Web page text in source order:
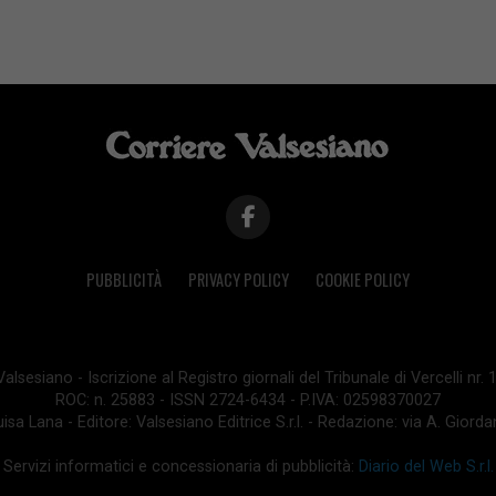
PUBBLICITÀ PRIVACY POLICY COOKIE POLICY
- Iscrizione al Registro giornali del Tribunale di Vercelli nr.
ROC: n. 25883 - ISSN 2724-6434 - P.IVA: 02598370027
Lana - Editore: Valsesiano Editrice S.r.l. - Redazione: via A.
Servizi informatici e concessionaria di pubblicità: Diario del Web S.r.l.